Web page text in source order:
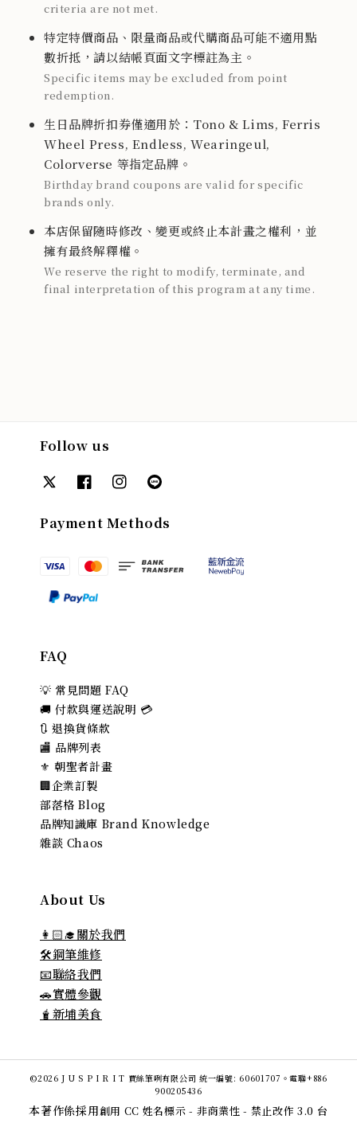
criteria are not met.
特定特價商品、限量商品或代購商品可能不適用點
數折抵，請以結帳頁面文字標註為主。
Specific items may be excluded from point
redemption.
生日品牌折扣券僅適用於：Tono & Lims, Ferris
Wheel Press, Endless, Wearingeul,
Colorverse 等指定品牌。
Birthday brand coupons are valid for specific
brands only.
本店保留隨時修改、變更或終止本計畫之權利，並
擁有最終解釋權。
We reserve the right to modify, terminate, and
final interpretation of this program at any time.
Follow us
Payment Methods
FAQ
💡 常見問題 FAQ
🚚 付款與運送說明 💳
🔃 退換貨條款
🏬 品牌列表
⚜️ 朝聖者計畫
🏢企業訂製
部落格 Blog
品牌知識庫 Brand Knowledge
雜談 Chaos
About Us
👩🏻‍🎓關於我們
🛠️鋼筆維修
📧聯絡我們
🚗實體參觀
🧋新埔美食
©2026 J U S P I R I T 賈絲筆咧有限公司 統一編號: 60601707。電聯+886
900205436
本著作係採用創用 CC 姓名標示 - 非商業性 - 禁止改作 3.0 台